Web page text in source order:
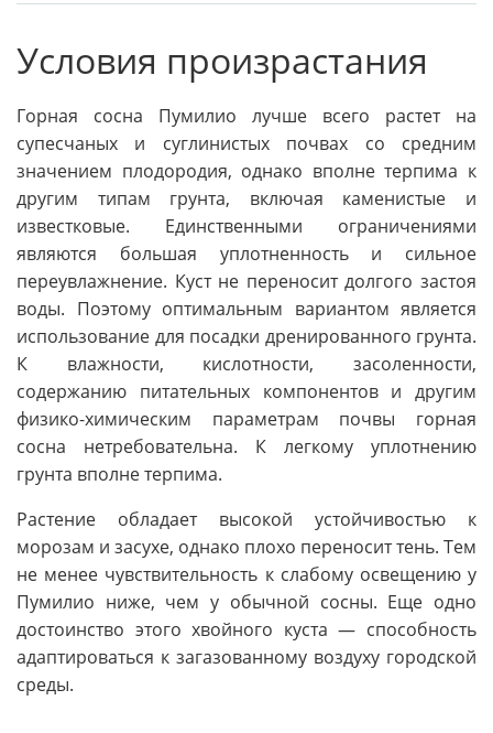
Условия произрастания
Горная сосна Пумилио лучше всего растет на
супесчаных и суглинистых почвах со средним
значением плодородия, однако вполне терпима к
другим типам грунта, включая каменистые и
известковые. Единственными ограничениями
являются большая уплотненность и сильное
переувлажнение. Куст не переносит долгого застоя
воды. Поэтому оптимальным вариантом является
использование для посадки дренированного грунта.
К влажности, кислотности, засоленности,
содержанию питательных компонентов и другим
физико-химическим параметрам почвы горная
сосна нетребовательна. К легкому уплотнению
грунта вполне терпима.
Растение обладает высокой устойчивостью к
морозам и засухе, однако плохо переносит тень. Тем
не менее чувствительность к слабому освещению у
Пумилио ниже, чем у обычной сосны. Еще одно
достоинство этого хвойного куста — способность
адаптироваться к загазованному воздуху городской
среды.